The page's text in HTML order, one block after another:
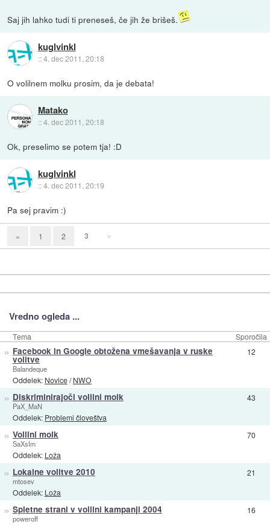
Saj jih lahko tudi ti preneseš, če jih že brišeš.
kuglvinkl
::4. dec 2011, 20:18
O volilnem molku prosim, da je debata!
Matako
::4. dec 2011, 20:18
Ok, preselimo se potem tja! :D
kuglvinkl
::4. dec 2011, 20:19
Pa sej pravim :)
« 1 2 3 »
Vredno ogleda ...
Tema Sporočila
» Facebook in Google obtožena vmešavanja v ruske
volitve
Balandeque
Oddelek: Novice/NWO
12
» Diskriminirajoči volilni molk
PaX_MaN
Oddelek: Problemi človeštva
43
» Volilni molk
SaXsIm
Oddelek: Loža
70
» Lokalne volitve 2010
mtosev
Oddelek: Loža
21
» Spletne strani v volilni kampanji 2004
poweroff
16